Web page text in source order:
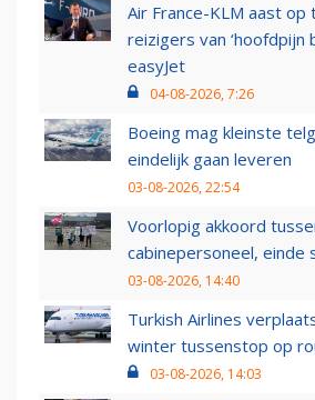
Air France-KLM aast op
reizigers van ‘hoofdpijn
easyJet
04-08-2026, 7:26
Boeing mag kleinste
eindelijk gaan leveren
03-08-2026, 22:54
Voorlopig akkoord
cabinepersoneel, einde
03-08-2026, 14:40
Turkish Airlines
winter tussenstop op
03-08-2026, 14:03